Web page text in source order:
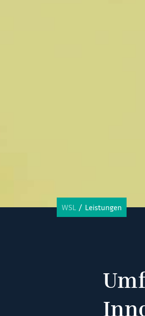
WSL Leistungen